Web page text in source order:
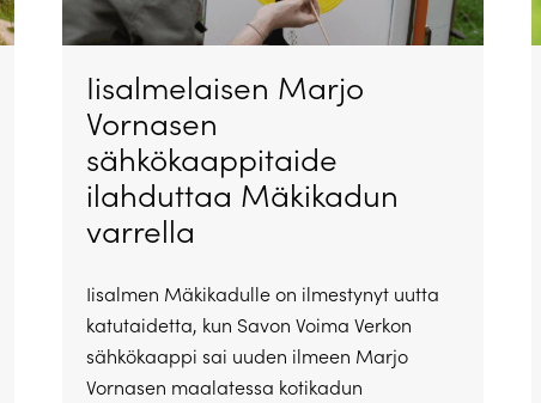
Iisalmelaisen Marjo
Vornasen
sähkökaappitaide
ilahduttaa Mäkikadun
varrella
Iisalmen Mäkikadulle on ilmestynyt uutta
katutaidetta, kun Savon Voima Verkon
sähkökaappi sai uuden ilmeen Marjo
Vornasen maalatessa kotikadun